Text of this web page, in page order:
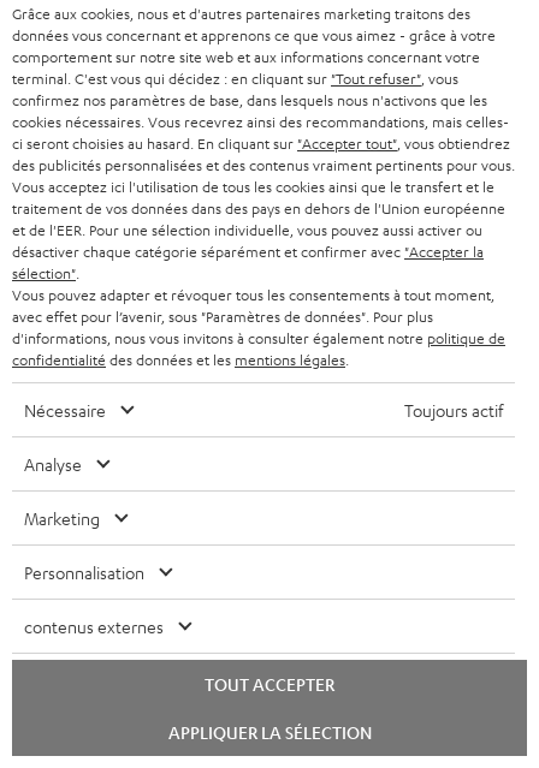
Service client à vie
Plus de 45 ans d'expertise
Teufel adhère à la Fédération du e-commerce et de la vente à distance (Fevad) et à sa charte
qualité. La Fevad est membre du réseau européen Ecommerce Europe Trustmark.
Le Blog Teufel
Technologies audio, modes, conseils & astuces
Teufel Support
Questions fréquemment posées
chat
Grâce aux cookies, nous et d'autres partenaires marketing traitons des
données vous concernant et apprenons ce que vous aimez - grâce à votre
comportement sur notre site web et aux informations concernant votre
terminal. C'est vous qui décidez : en cliquant sur "Tout refuser" , vous
confirmez nos paramètres de base, dans lesquels nous n'activons que les
cookies nécessaires. Vous recevrez ainsi des recommandations, mais celles-
ci seront choisies au hasard. En cliquant sur "Accepter tout" , vous obtiendrez
des publicités personnalisées et des contenus vraiment pertinents pour vous.
Vous acceptez ici l'utilisation de tous les cookies ainsi que le transfert et le
traitement de vos données dans des pays en dehors de l'Union européenne
et de l'EER. Pour une sélection individuelle, vous pouvez aussi activer ou
désactiver chaque catégorie séparément et confirmer avec "Accepter la
sélection"
Vous pouvez adapter et révoquer tous les consentements à tout moment,
avec effet pour l’avenir, sous "Paramètres de données". Pour plus
d'informations, nous vous invitons à consulter également notre politique de
confidentialité des données et les mentions légales
Nécessaire Toujours actif
Analyse
Marketing
Personnalisation
contenus externes
TOUT ACCEPTER
APPLIQUER LA SÉLECTION